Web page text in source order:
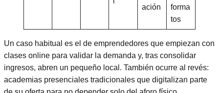
ación
forma
tos
Un caso habitual es el de emprendedores que empiezan con
clases online para validar la demanda y, tras consolidar
ingresos, abren un pequeño local. También ocurre al revés:
academias presenciales tradicionales que digitalizan parte